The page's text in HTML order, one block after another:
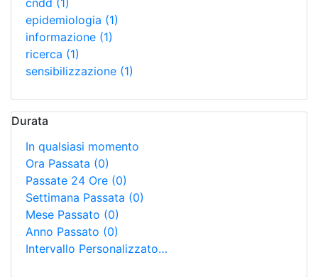
cndd (1)
epidemiologia (1)
informazione (1)
ricerca (1)
sensibilizzazione (1)
Durata
In qualsiasi momento
Ora Passata (0)
Passate 24 Ore (0)
Settimana Passata (0)
Mese Passato (0)
Anno Passato (0)
Intervallo Personalizzato…